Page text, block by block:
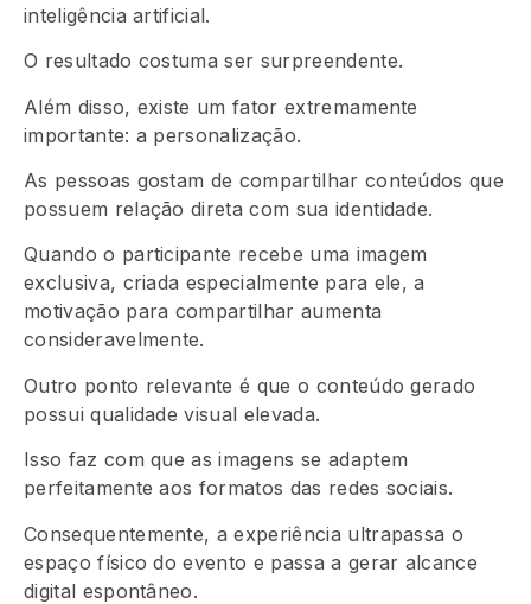
inteligência artificial.
O resultado costuma ser surpreendente.
Além disso, existe um fator extremamente
importante: a personalização.
As pessoas gostam de compartilhar conteúdos que
possuem relação direta com sua identidade.
Quando o participante recebe uma imagem
exclusiva, criada especialmente para ele, a
motivação para compartilhar aumenta
consideravelmente.
Outro ponto relevante é que o conteúdo gerado
possui qualidade visual elevada.
Isso faz com que as imagens se adaptem
perfeitamente aos formatos das redes sociais.
Consequentemente, a experiência ultrapassa o
espaço físico do evento e passa a gerar alcance
digital espontâneo.